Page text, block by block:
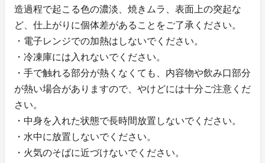
造過程で起こる色の濃淡、焼きムラ、表面上の突起な
ど、仕上がりに個体差があることをご了承ください。
・電子レンジでの加熱はしないでください。
・冷凍庫には入れないでください。
・手で触れる部分が熱くなくても、内容物や飲み口部分
が熱い場合がありますので、やけどには十分ご注意くだ
さい。
・中身を入れた状態で長時間放置しないでください。
・水中に放置しないでください。
・火気のそばに近づけないでください。